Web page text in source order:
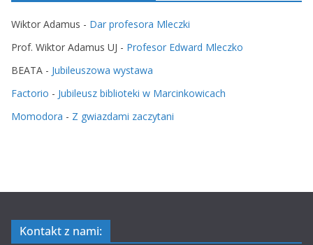
Wiktor Adamus - Dar profesora Mleczki
Prof. Wiktor Adamus UJ - Profesor Edward Mleczko
BEATA - Jubileuszowa wystawa
Factorio - Jubileusz biblioteki w Marcinkowicach
Momodora - Z gwiazdami zaczytani
Kontakt z nami: